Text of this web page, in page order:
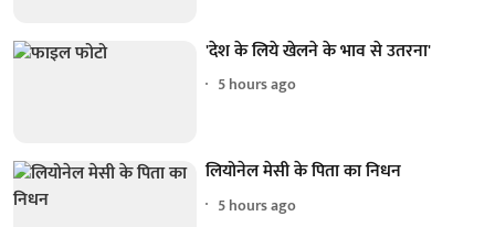
'देश के लिये खेलने के भाव से उतरना'
5 hours ago
लियोनेल मेसी के पिता का निधन
5 hours ago